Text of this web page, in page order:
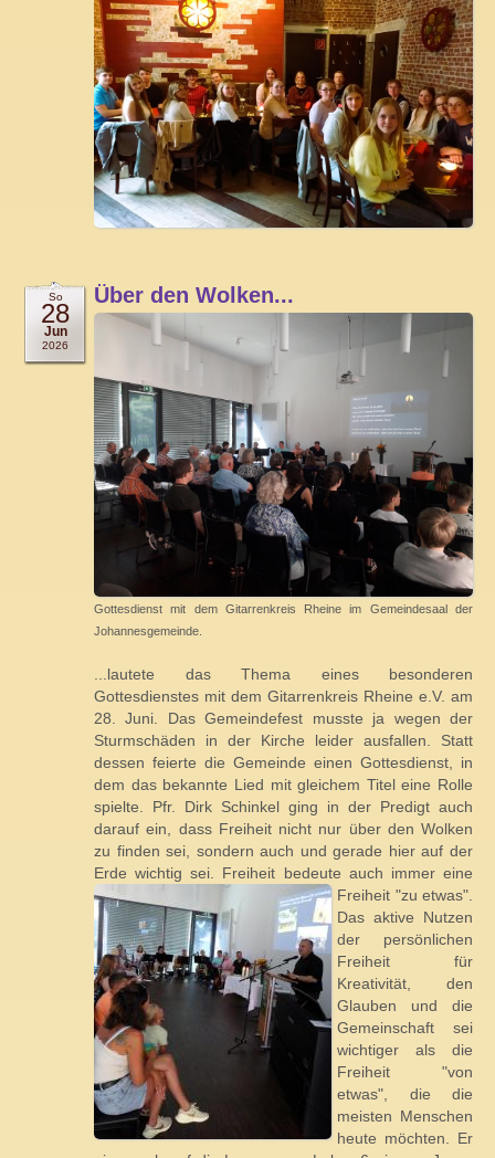
So
28
Jun
2026
Über den Wolken...
Gottesdienst mit dem Gitarrenkreis Rheine im Gemeindesaal der
Johannesgemeinde.
...lautete das Thema eines besonderen
Gottesdienstes mit dem Gitarrenkreis Rheine e.V. am
28. Juni. Das Gemeindefest musste ja wegen der
Sturmschäden in der Kirche leider ausfallen. Statt
dessen feierte die Gemeinde einen Gottesdienst, in
dem das bekannte Lied mit gleichem Titel eine Rolle
spielte. Pfr. Dirk Schinkel ging in der Predigt auch
darauf ein, dass Freiheit nicht nur über den Wolken
zu finden sei, sondern auch und gerade hier auf der
Erde wichtig sei. Freiheit bedeute auch immer eine
Freiheit "zu etwas".
Das aktive Nutzen
der persönlichen
Freiheit für
Kreativität, den
Glauben und die
Gemeinschaft sei
wichtiger als die
Freiheit "von
etwas", die die
meisten Menschen
heute möchten. Er